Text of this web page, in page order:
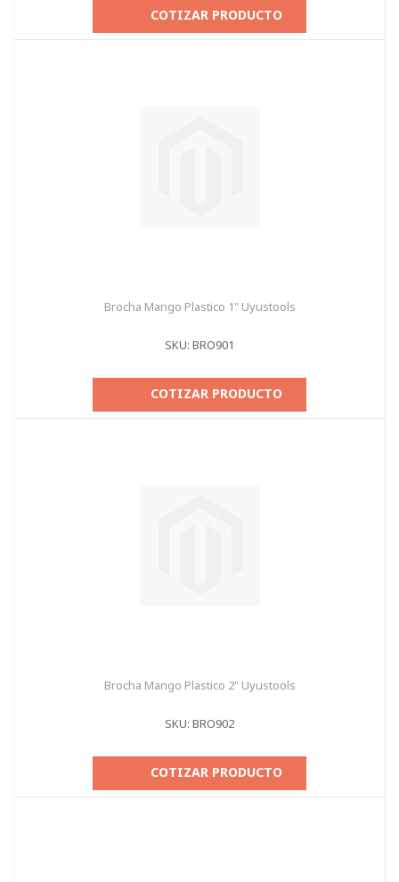
COTIZAR PRODUCTO
Brocha Mango Plastico 1" Uyustools
SKU: BRO901
COTIZAR PRODUCTO
Brocha Mango Plastico 2" Uyustools
SKU: BRO902
COTIZAR PRODUCTO